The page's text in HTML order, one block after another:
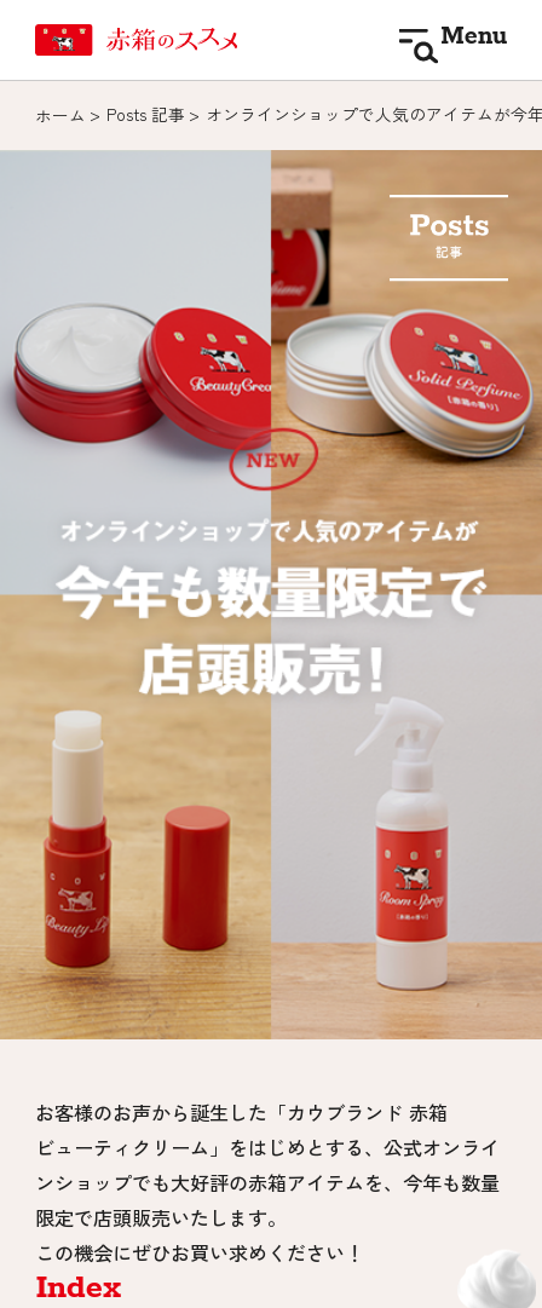
Menu
お客様のお声から誕生した「カウブランド 赤箱
ビューティクリーム」をはじめとする、公式オンライ
ンショップでも大好評の赤箱アイテムを、今年も数量
限定で店頭販売いたします。
この機会にぜひお買い求めください！
Index
ホーム Posts 記事 オンラインショップで人気のアイテムが今